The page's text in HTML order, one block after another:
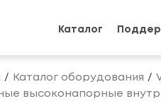
Каталог
Каталог оборудования
высоконапорные